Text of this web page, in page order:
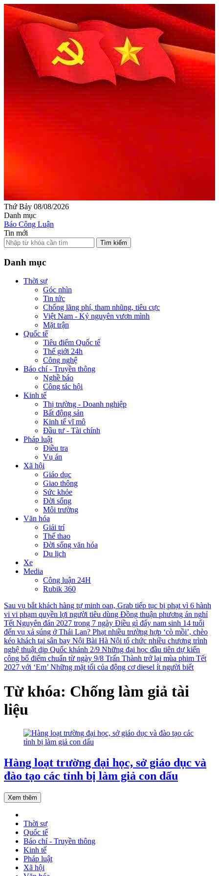
Thứ Bảy 08/08/2026
Danh mục
Báo Công Luận
Tin mới
Tìm kiếm
Danh mục
Thời sự
Góc nhìn
Tin tức
Chống lãng phí, tham nhũng, tiêu cực
Việt Nam - Kỷ nguyên vươn mình
Mặt trận
Quốc tế
Tiêu điểm Quốc tế
Thế giới 24h
Công nghệ
Báo chí - Truyền thông
Nghề báo
Công tác hội
Kinh tế
Thị trường - Doanh nghiệp
Bất động sản
Kinh tế vĩ mô
Đầu tư - Tài chính
Pháp luật
Điều tra
Vụ án
Xã hội
Giáo dục
Giao thông
Sức khỏe
Đời sống
Môi trường
Văn hóa
Giải trí
Thể thao
Đời sống văn hóa
Du lịch
Xe
Media
Công luận 24H
Rubik 360
Sau vụ bắt khách hàng tự minh oan, Grab tiếp tục bị phạt vì 6 hành
vi vi phạm quyền lợi người tiêu dùng Đồng thuận phương án nghỉ
Tết Nguyên đán 2027 trong 7 ngày Điều gì đẩy nam sinh 14 tuổi
đến vụ xả súng ở Thái Lan? Phạt nhiều trường hợp ‘cò mồi’, chèo
kéo khách tại sân bay Nội Bài Hà Nội tổ chức nhiều chương trình
nghệ thuật dịp Quốc khánh 2/9 Những đại học đầu tiên dự kiến
công bố điểm chuẩn từ ngày 9/8 Trấn Thành trở lại mùa phim Tết
2027 với ‘Em’ Những mặt tối của động cơ diesel ít người biết
Từ khóa: Chống làm giả tài
liệu
Hàng loạt trường đại học, sở giáo dục và
đào tạo các tỉnh bị làm giả con dấu
Xem thêm
Thời sự
Quốc tế
Báo chí - Truyền thông
Kinh tế
Pháp luật
Xã hội